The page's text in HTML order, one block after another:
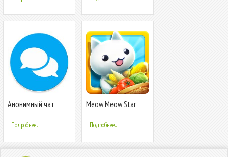
Анонимный чат
общение и
знакомства
Подробнее...
Meow Meow Star
Подробнее...